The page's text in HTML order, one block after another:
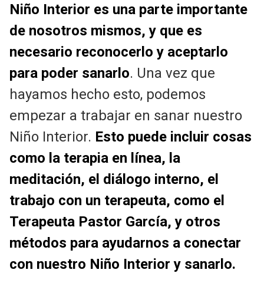
Niño Interior es una parte importante
de nosotros mismos, y que es
necesario reconocerlo y aceptarlo
para poder sanarlo. Una vez que
hayamos hecho esto, podemos
empezar a trabajar en sanar nuestro
Niño Interior. Esto puede incluir cosas
como la terapia en línea, la
meditación, el diálogo interno, el
trabajo con un terapeuta, como el
Terapeuta Pastor García, y otros
métodos para ayudarnos a conectar
con nuestro Niño Interior y sanarlo.